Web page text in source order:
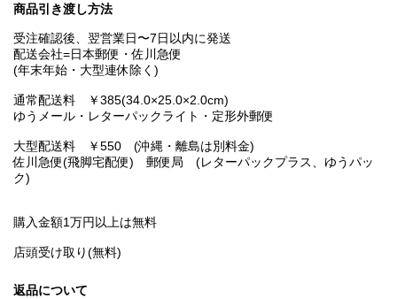
商品引き渡し方法
受注確認後、翌営業日〜7日以内に発送
配送会社=日本郵便・佐川急便
(年末年始・大型連休除く)
通常配送料 ￥385(34.0×25.0×2.0cm)
ゆうメール・レターパックライト・定形外郵便
大型配送料 ￥550 (沖縄・離島は別料金)
佐川急便(飛脚宅配便) 郵便局 (レターパックプラス、ゆうパッ
ク)
購入金額1万円以上は無料
店頭受け取り(無料)
返品について